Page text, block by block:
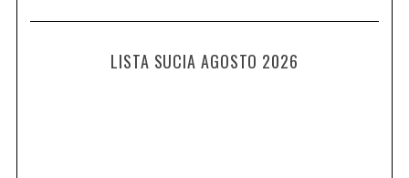
LISTA SUCIA AGOSTO 2026